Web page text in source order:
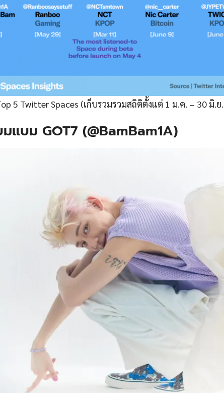
5 Twitter Spaces (เก็บรวมรวมสถิติตั้งแต่ 1 ม.ค. – 30 มิ.ย
แบม GOT7 (@BamBam1A)